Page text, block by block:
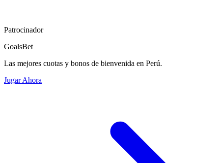
Patrocinador
GoalsBet
Las mejores cuotas y bonos de bienvenida en Perú.
Jugar Ahora